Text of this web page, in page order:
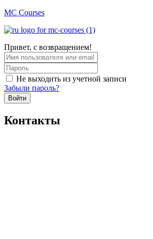
MC Courses
Привет, с возвращением!
Не выходить из учетной записи
Забыли пароль?
Войти
Контакты